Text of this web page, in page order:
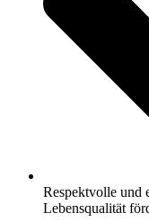
Respektvolle und
Lebensqualität